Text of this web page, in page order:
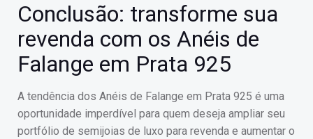
Conclusão: transforme sua
revenda com os Anéis de
Falange em Prata 925
A tendência dos Anéis de Falange em Prata 925 é uma
oportunidade imperdível para quem deseja ampliar seu
portfólio de semijoias de luxo para revenda e aumentar o